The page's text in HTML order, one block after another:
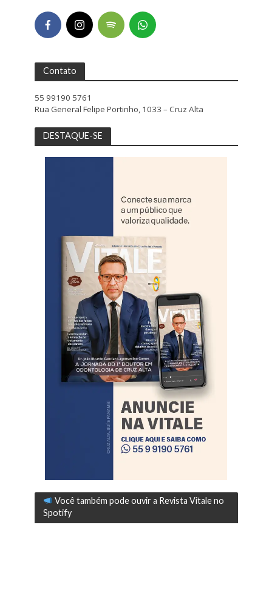
Contato
55 99190 5761
Rua General Felipe Portinho, 1033 – Cruz Alta
DESTAQUE-SE
Você também pode ouvir a Revista Vitale no
Spotify